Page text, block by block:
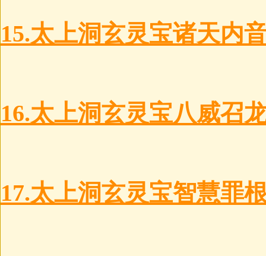
15.太上洞玄灵宝诸天内
16.太上洞玄灵宝八威召
17.太上洞玄灵宝智慧罪